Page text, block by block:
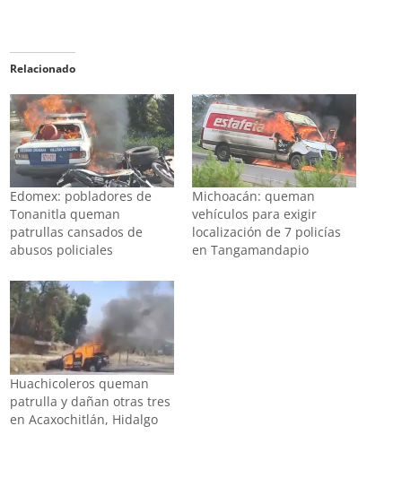
Relacionado
Edomex: pobladores de
Tonanitla queman
patrullas cansados de
abusos policiales
Michoacán: queman
vehículos para exigir
localización de 7 policías
en Tangamandapio
Huachicoleros queman
patrulla y dañan otras tres
en Acaxochitlán, Hidalgo